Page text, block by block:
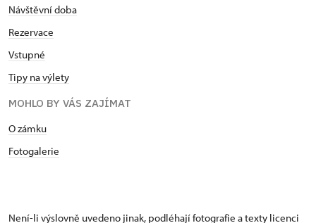
Návštěvní doba
Rezervace
Vstupné
Tipy na výlety
MOHLO BY VÁS ZAJÍMAT
O zámku
Fotogalerie
Není-li výslovně uvedeno jinak, podléhají fotografie a texty licenci